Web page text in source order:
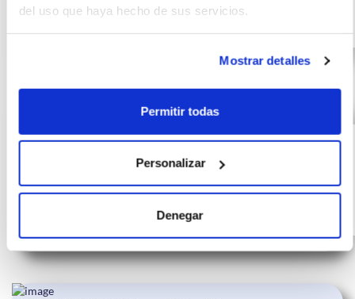
del uso que haya hecho de sus servicios.
Mostrar detalles
Permitir todas
Personalizar
Denegar
Ecoboost MHEV
339
€/mes
(IVA
incluido)
0 CV